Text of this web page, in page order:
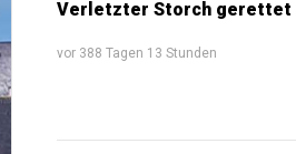
Verletzter Storch gerettet
vor 388 Tagen 13 Stunden